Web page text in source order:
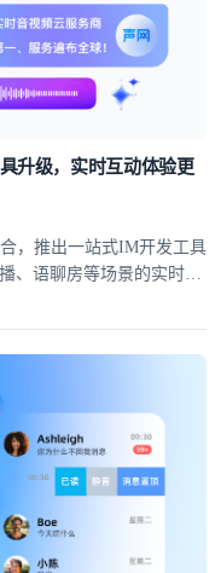
升级，实时互动体验更
，推出一站式IM开发工具
、语聊房等场景的实时互
提交